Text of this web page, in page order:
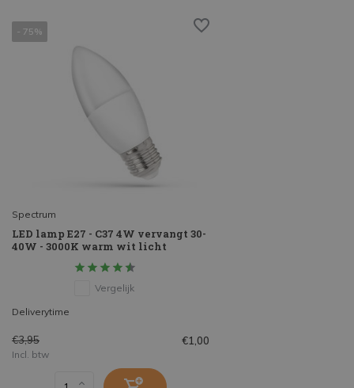
- 75%
Spectrum
LED lamp E27 - C37 4W vervangt 30-
40W - 3000K warm wit licht
Vergelijk
Deliverytime
€3,95 €1,00
Incl. btw